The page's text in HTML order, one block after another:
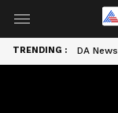
TRENDING : DA News